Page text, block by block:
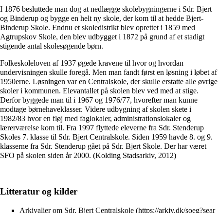
I 1876 besluttede man dog at nedlægge skolebygningerne i Sdr. Bjert
og Binderup og bygge en helt ny skole, der kom til at hedde Bjert-
Binderup Skole. Endnu et skoledistrikt blev oprettet i 1859 med
Agtrupskov Skole, den blev udbygget i 1872 på grund af et stadigt
stigende antal skolesøgende børn.
Folkeskoleloven af 1937 øgede kravene til hvor og hvordan
undervisningen skulle foregå. Men man fandt først en løsning i løbet af
1950erne. Løsningen var en Centralskole, der skulle erstatte alle øvrige
skoler i kommunen. Elevantallet på skolen blev ved med at stige.
Derfor byggede man til i 1967 og 1976/77, hvorefter man kunne
modtage børnehaveklasser. Videre udbygning af skolen skete i
1982/83 hvor en fløj med faglokaler, administrationslokaler og
lærerværelse kom til. Fra 1997 flyttede eleverne fra Sdr. Stenderup
Skoles 7. klasse til Sdr. Bjert Centralskole. Siden 1959 havde 8. og 9.
klasserne fra Sdr. Stenderup gået på Sdr. Bjert Skole. Der har været
SFO på skolen siden år 2000. (Kolding Stadsarkiv, 2012)
Litteratur og kilder
Arkivalier om Sdr. Bjert Centralskole